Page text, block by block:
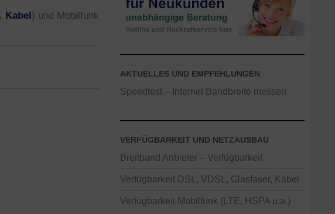
, Kabel) und Mobilfunk
AKTUELLES UND EMPFEHLUNGEN
Speedtest – Internet Bandbreite messen
VERFÜGBARKEIT UND NETZAUSBAU
Breitband Anbieter – Verfügbarkeit
Verfügbarkeit DSL, VDSL, Glasfaser, Kabel
Verfügbarkeit Mobilfunk (LTE, HSPA u.a.)